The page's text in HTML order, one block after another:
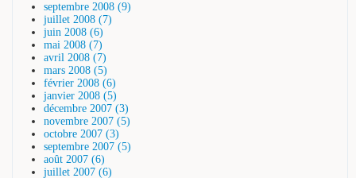
septembre 2008 (9)
juillet 2008 (7)
juin 2008 (6)
mai 2008 (7)
avril 2008 (7)
mars 2008 (5)
février 2008 (6)
janvier 2008 (5)
décembre 2007 (3)
novembre 2007 (5)
octobre 2007 (3)
septembre 2007 (5)
août 2007 (6)
juillet 2007 (6)